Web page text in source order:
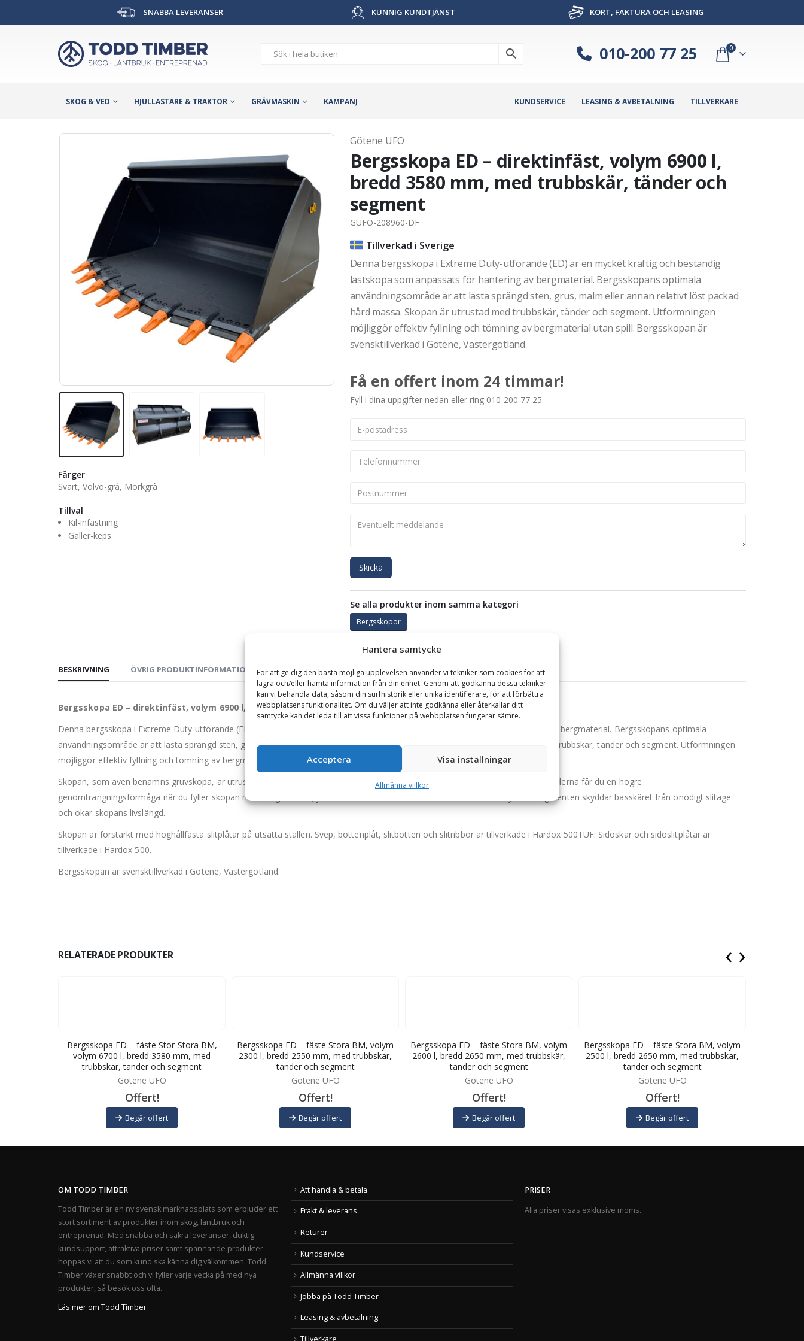
Hantera samtycke
För att ge dig den bästa möjliga upplevelsen använder vi tekniker som cookies för att
lagra och/eller hämta information från din enhet. Genom att godkänna dessa tekniker
kan vi behandla data, såsom din surfhistorik eller unika identifierare, för att förbättra
webbplatsens funktionalitet. Om du väljer att inte godkänna eller återkallar ditt
samtycke kan det leda till att vissa funktioner på webbplatsen fungerar sämre.
Acceptera Visa inställningar
Allmänna villkor
SNABBA LEVERANSER KUNNIG KUNDTJÄNST KORT, FAKTURA OCH LEASING
010-200 77 25 0
SKOG & VED HJULLASTARE & TRAKTOR GRÄVMASKIN KAMPANJ KUNDSERVICE LEASING & AVBETALNING TILLVERKARE
Färger
Svart, Volvo-grå, Mörkgrå
Tillval
Kil-infästning
Galler-keps
Götene UFO
Bergsskopa ED – direktinfäst, volym 6900 l,
bredd 3580 mm, med trubbskär, tänder och
segment
GUFO-208960-DF
Tillverkad i Sverige
Denna bergsskopa i Extreme Duty-utförande (ED) är en mycket kraftig och beständig
lastskopa som anpassats för hantering av bergmaterial. Bergsskopans optimala
användningsområde är att lasta sprängd sten, grus, malm eller annan relativt löst packad
hård massa. Skopan är utrustad med trubbskär, tänder och segment. Utformningen
möjliggör effektiv fyllning och tömning av bergmaterial utan spill. Bergsskopan är
svensktillverkad i Götene, Västergötland.
Få en offert inom 24 timmar!
Fyll i dina uppgifter nedan eller ring 010-200 77 25.
Skicka
Se alla produkter inom samma kategori
Bergsskopor
BESKRIVNING ÖVRIG PRODUKTINFORMATION GARANTI
Bergsskopa ED – direktinfäst, volym 6900 l, bredd 3580 mm, med trubbskär, tänder och segment
Denna bergsskopa i Extreme Duty-utförande (ED) är en mycket kraftig och beständig lastskopa som anpassats för hantering av bergmaterial. Bergsskopans optimala
användningsområde är att lasta sprängd sten, grus, malm eller annan relativt löst packad hård massa. Skopan är utrustad med trubbskär, tänder och segment. Utformningen
möjliggör effektiv fyllning och tömning av bergmaterial utan spill.
Skopan, som även benämns gruvskopa, är utrustad med trubbskär, tänder och segment. Tack vare det trubbade skäret och tänderna får du en högre
genomträngningsförmåga när du fyller skopan med bergmaterial, jämfört med användande av ett rakt skär. De utbytbara segmenten skyddar basskäret från onödigt slitage
och ökar skopans livslängd.
Skopan är förstärkt med höghållfasta slitplåtar på utsatta ställen. Svep, bottenplåt, slitbotten och slitribbor är tillverkade i Hardox 500TUF. Sidoskär och sidoslitplåtar är
tillverkade i Hardox 500.
Bergsskopan är svensktillverkad i Götene, Västergötland.
RELATERADE PRODUKTER
Bergsskopa ED – fäste Stor-Stora BM,
volym 6700 l, bredd 3580 mm, med
trubbskär, tänder och segment
Götene UFO
Offert!
Begär offert
Bergsskopa ED – fäste Stora BM, volym
2300 l, bredd 2550 mm, med trubbskär,
tänder och segment
Götene UFO
Offert!
Begär offert
Bergsskopa ED – fäste Stora BM, volym
2600 l, bredd 2650 mm, med trubbskär,
tänder och segment
Götene UFO
Offert!
Begär offert
Bergsskopa ED – fäste Stora BM, volym
2500 l, bredd 2650 mm, med trubbskär,
tänder och segment
Götene UFO
Offert!
Begär offert
‹ ›
OM TODD TIMBER
Todd Timber är en ny svensk marknadsplats som erbjuder ett
stort sortiment av produkter inom skog, lantbruk och
entreprenad. Med snabba och säkra leveranser, duktig
kundsupport, attraktiva priser samt spännande produkter
hoppas vi att du som kund ska känna dig välkommen. Todd
Timber växer snabbt och vi fyller varje vecka på med nya
produkter, så besök oss ofta.
Läs mer om Todd Timber
Att handla & betala
Frakt & leverans
Returer
Kundservice
Allmänna villkor
Jobba på Todd Timber
Leasing & avbetalning
PRISER
Alla priser visas exklusive moms.